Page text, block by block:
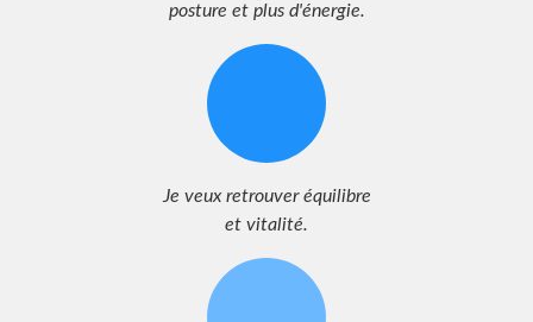
posture et plus d'énergie.
Je veux retrouver équilibre
et vitalité.